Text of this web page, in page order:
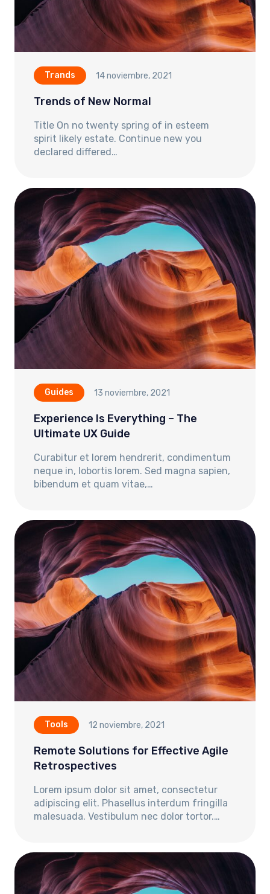
Trands 14 noviembre, 2021
Trends of New Normal
Title On no twenty spring of in esteem
spirit likely estate. Continue new you
declared differed…
Guides 13 noviembre, 2021
Experience Is Everything – The
Ultimate UX Guide
Curabitur et lorem hendrerit, condimentum
neque in, lobortis lorem. Sed magna sapien,
bibendum et quam vitae,…
Tools 12 noviembre, 2021
Remote Solutions for Effective Agile
Retrospectives
Lorem ipsum dolor sit amet, consectetur
adipiscing elit. Phasellus interdum fringilla
malesuada. Vestibulum nec dolor tortor.…